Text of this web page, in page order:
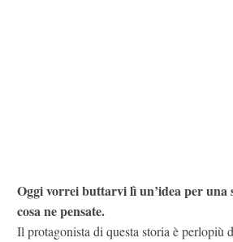
Oggi vorrei buttarvi lì un’idea per una
cosa ne pensate.
Il protagonista di questa storia è perlopiù